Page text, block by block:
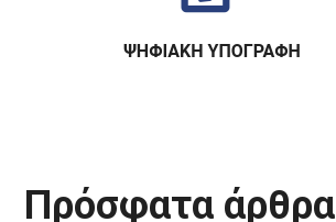
Πρόσφατα άρθρα